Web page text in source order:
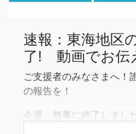
速報：東海地区
了! 動画でお伝
ご支援者のみなさまへ！
の報告を！
今週、無事に終了しま